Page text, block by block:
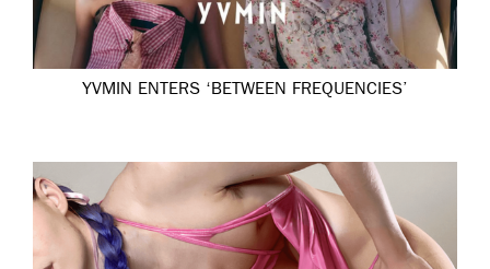
YVMIN ENTERS ‘BETWEEN FREQUENCIES’